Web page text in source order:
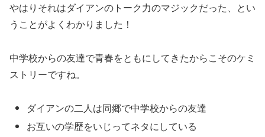
やはりそれはダイアンのトーク力のマジックだった、とい
うことがよくわかりました！
中学校からの友達で青春をともにしてきたからこそのケミ
ストリーですね。
ダイアンの二人は同郷で中学校からの友達
お互いの学歴をいじってネタにしている